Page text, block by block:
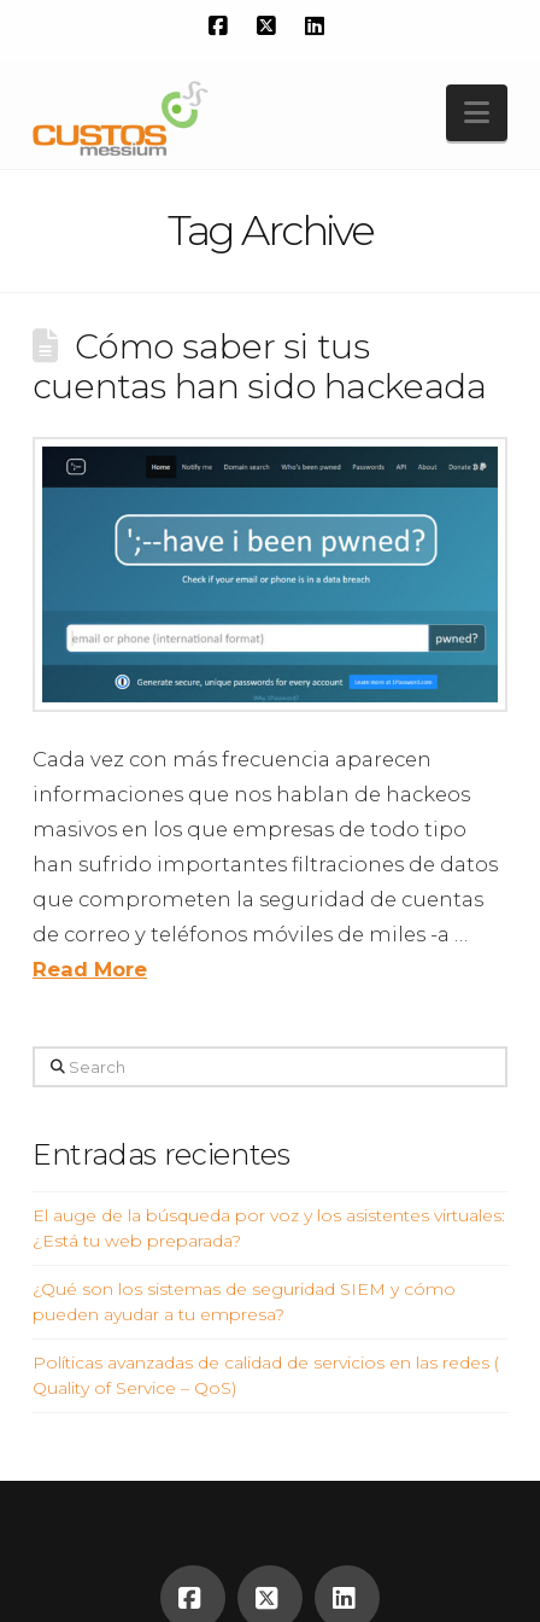
Tag Archive
Cómo saber si tus
cuentas han sido hackeada
Cada vez con más frecuencia aparecen
informaciones que nos hablan de hackeos
masivos en los que empresas de todo tipo
han sufrido importantes filtraciones de datos
que comprometen la seguridad de cuentas
de correo y teléfonos móviles de miles -a …
Read More
Search
Entradas recientes
El auge de la búsqueda por voz y los asistentes virtuales:
¿Está tu web preparada?
¿Qué son los sistemas de seguridad SIEM y cómo
pueden ayudar a tu empresa?
Políticas avanzadas de calidad de servicios en las redes (
Quality of Service – QoS)